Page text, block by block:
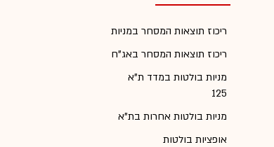
ריכוז תוצאות המסחר במניות
ריכוז תוצאות המסחר באג"ח
מניות בולטות במדד ת"א
125
מניות בולטות אחרות בת"א
אופציות בולטות